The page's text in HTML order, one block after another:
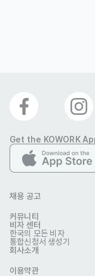
🧑‍💻 포지션 개요
・직무: 제타 일본
💼 주요 업무 내용
・제타 일본 서비스 내
・유저 문제 해결을 위
・CS 매뉴얼, FAQ 등
・VOC(Voice of
Get the KOWORK
채용 공고
커뮤니티
비자 센터
한국의 모든 비자
통합신청서 생성기
회사소개
이용약관